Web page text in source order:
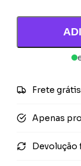
Frete
Apenas
Devolução